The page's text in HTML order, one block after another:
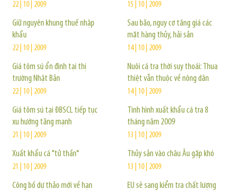
22 | 10 | 2009
Giữ nguyên khung thuế nhập
khẩu
22 | 10 | 2009
Giá tôm sú ổn định tại thị
trường Nhật Bản
22 | 10 | 2009
Giá tôm sú tại ĐBSCL tiếp tục
xu hướng tăng mạnh
21 | 10 | 2009
Xuất khẩu cá "tử thần"
21 | 10 | 2009
Công bố dự thảo mới về hạn
15 | 10 | 2009
Sau bão, nguy cơ tăng giá các
mặt hàng thủy, hải sản
14 | 10 | 2009
Nuôi cá tra thời suy thoái: Thua
thiệt vẫn thuộc về nông dân
14 | 10 | 2009
Tình hình xuất khẩu cá tra 8
tháng năm 2009
13 | 10 | 2009
Thủy sản vào châu Âu gặp khó
13 | 10 | 2009
EU sẽ sang kiểm tra chất lượng